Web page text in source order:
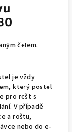
čelem.
je vždy
který postel
pro rošt s
V případě
a roštu,
nebo do e-